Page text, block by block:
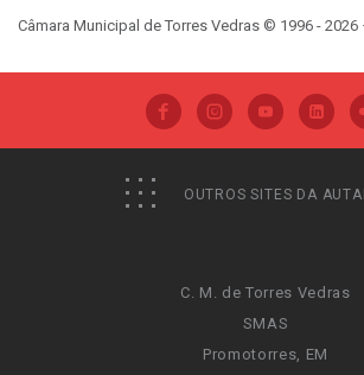
Câmara Municipal de Torres Vedras © 1996 - 2026
OUTROS SITES DA
C. M. de Torres Vedras
SMAS
Promotorres, EM